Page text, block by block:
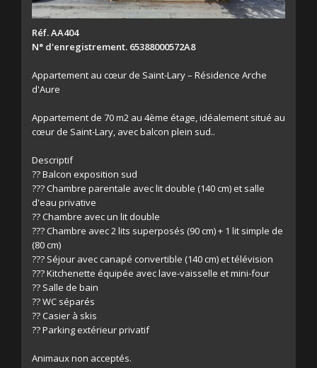
Réf. AA404
N° d'enregistrement. 65388000572A8
Appartement au cœur de Saint-Lary – Résidence Arche
d'Aure
Appartement de 70 m2 au 4ème étage, idéalement situé au
cœur de Saint-Lary, avec balcon plein sud..
Descriptif
?? Balcon exposition sud
??? Chambre parentale avec lit double (140 cm) et salle
d'eau privative
?? Chambre avec un lit double
??? Chambre avec 2 lits superposés (90 cm) + 1 lit simple de
(80 cm)
??? Séjour avec canapé convertible (140 cm) et télévision
??? Kitchenette équipée avec lave-vaisselle et mini-four
?? Salle de bain
?? WC séparés
?? Casier à skis
?? Parking extérieur privatif
Animaux non acceptés.